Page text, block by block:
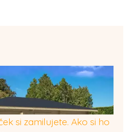
si zamilujete. Ako si ho